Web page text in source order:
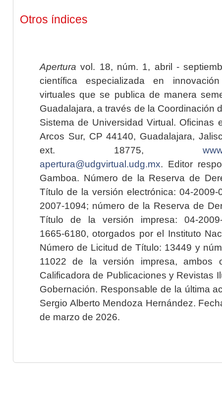
Otros índices
Apertura vol. 18, núm. 1, abril -
científica especializada en
virtuales que se publica de manera
Guadalajara, a través de la Coordinación
Sistema de Universidad Virtual. Oficinas
Arcos Sur, CP 44140, Guadalajara,
ext. 18775,
apertura@udgvirtual.udg.mx. Editor
Gamboa. Número de la Reserva de
Título de la versión electrónica: 04-2009-
2007-1094; número de la Reserva de
Título de la versión impresa: 04-2009-
1665-6180, otorgados por el Instituto
Número de Licitud de Título: 13449 y
11022 de la versión impresa, ambos
Calificadora de Publicaciones y Revistas
Gobernación. Responsable de la última
Sergio Alberto Mendoza Hernández.
de marzo de 2026.